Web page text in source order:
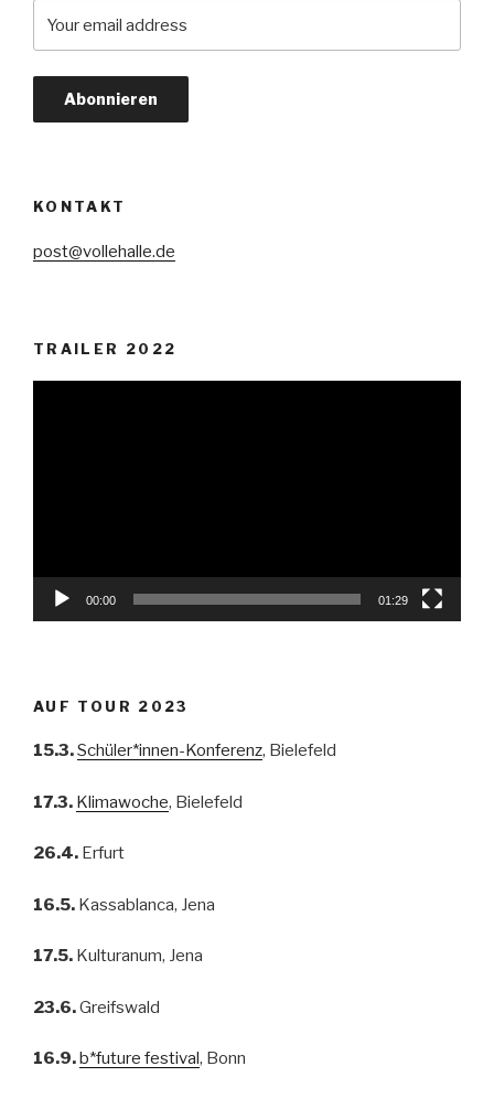
KONTAKT
post@vollehalle.de
TRAILER 2022
00:00 01:29
AUF TOUR 2023
15.3.Schüler*innen-Konferenz, Bielefeld
17.3. Klimawoche, Bielefeld
26.4. Erfurt
16.5. Kassablanca, Jena
17.5. Kulturanum, Jena
23.6.Greifswald
16.9.b*future festival, Bonn